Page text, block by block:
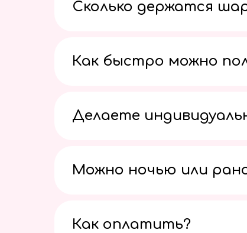
Сколько держатся
Как быстро можно
Делаете
Можно ночью или
Как оплатить?